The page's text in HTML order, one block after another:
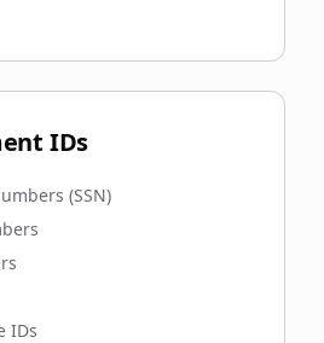
IDs
(SSN)
IDs